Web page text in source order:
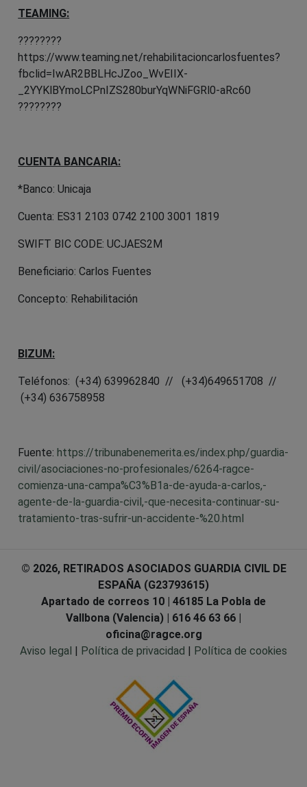
TEAMING:
????????
https://www.teaming.net/rehabilitacioncarlosfuentes?
fbclid=IwAR2BBLHcJZoo_WvEIIX-
_2YYKlBYmoLCPnIZS280burYqWNiFGRl0-aRc60
????????
CUENTA BANCARIA:
*Banco: Unicaja
Cuenta: ES31 2103 0742 2100 3001 1819
SWIFT BIC CODE: UCJAES2M
Beneficiario: Carlos Fuentes
Concepto: Rehabilitación
BIZUM:
Teléfonos: (+34) 639962840 // (+34)649651708 //
(+34) 636758958
Fuente: https://tribunabenemerita.es/index.php/guardia-
civil/asociaciones-no-profesionales/6264-ragce-
comienza-una-campa%C3%B1a-de-ayuda-a-carlos,-
agente-de-la-guardia-civil,-que-necesita-continuar-su-
tratamiento-tras-sufrir-un-accidente-%20.html
© 2026, RETIRADOS ASOCIADOS GUARDIA CIVIL DE
ESPAÑA (G23793615)
Apartado de correos 10 | 46185 La Pobla de
Vallbona (Valencia) | 616 46 63 66 |
oficina@ragce.org
Aviso legal
Política de privacidad Política de cookies